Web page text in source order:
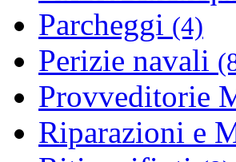
Parcheggi (4)
Perizie navali
Provveditorie
Riparazioni e